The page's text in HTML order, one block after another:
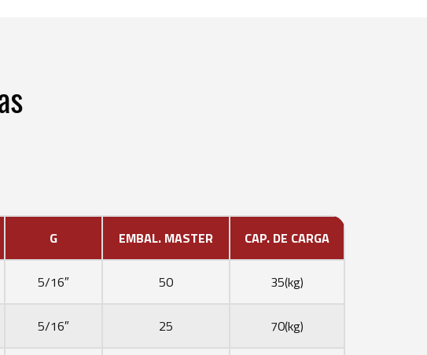
G EMBAL. MASTER CAP. DE CARGA
5/16″ 50 35(kg)
5/16″ 25 70(kg)